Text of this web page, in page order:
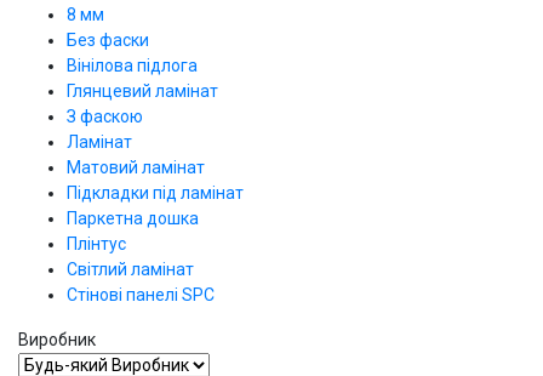
8 мм
Без фаски
Вінілова підлога
Глянцевий ламінат
З фаскою
Ламінат
Матовий ламінат
Підкладки під ламінат
Паркетна дошка
Плінтус
Світлий ламінат
Стінові панелі SPС
Виробник